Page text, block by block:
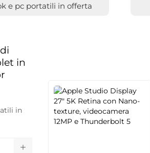
e pc portatili in offerta
in
in